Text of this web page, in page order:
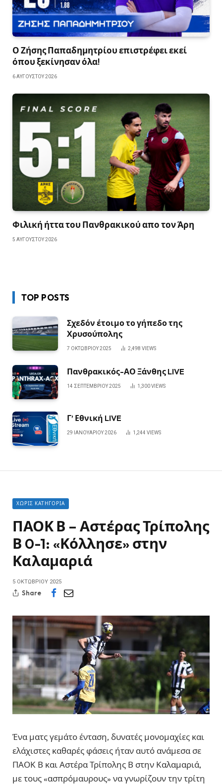
Ο Ζήσης Παπαδημητρίου επιστρέφει εκεί
όπου ξεκίνησαν όλα!
6 ΑΥΓΟΎΣΤΟΥ 2026
Φιλική ήττα του Πανθρακικού απο τον Άρη
5 ΑΥΓΟΎΣΤΟΥ 2026
TOP POSTS
Σχεδόν έτοιμο το γήπεδο της
Χρυσούπολης
7 ΟΚΤΩΒΡΊΟΥ 2025 2,498 VIEWS
Πανθρακικός-ΑΟ Ξάνθης LIVE
14 ΣΕΠΤΕΜΒΡΊΟΥ 2025 1,300VIEWS
Γ’ Εθνική LIVE
29 ΙΑΝΟΥΑΡΊΟΥ 2026 1,244 VIEWS
ΧΩΡΊΣ ΚΑΤΗΓΟΡΊΑ
ΠΑΟΚ Β – Αστέρας Τρίπολης
Β 0-1: «Κόλλησε» στην
Καλαμαριά
5 ΟΚΤΩΒΡΊΟΥ 2025
Share
Ένα ματς γεμάτο ένταση, δυνατές μονομαχίες και
ελάχιστες καθαρές φάσεις ήταν αυτό ανάμεσα σε
ΠΑΟΚ Β και Αστέρα Τρίπολης Β στην Καλαμαριά,
με τους «ασπρόμαυρους» να γνωρίζουν την τρίτη